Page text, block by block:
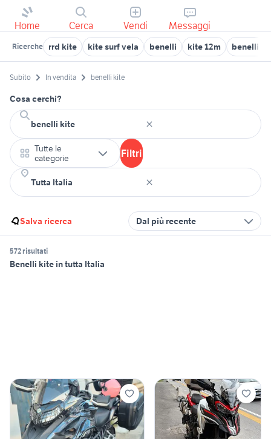
Home Cerca Vendi Messaggi
Ricerche rrd kite kite surf vela benelli kite 12m benelli
Subito In vendita benelli kite
Cosa cerchi?
Tutte le
categorie
Filtri
Salva ricerca Dal più recente
572 risultati
Benelli kite in tutta Italia